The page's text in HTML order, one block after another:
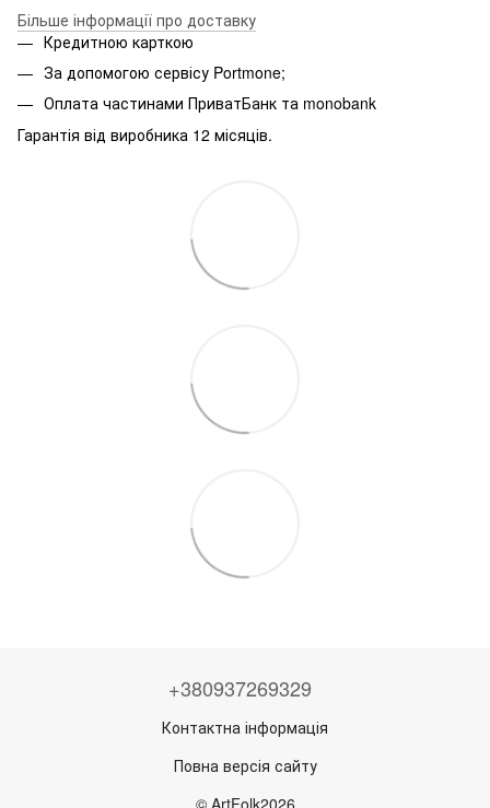
Більше інформації про доставку
Кредитною карткою
За допомогою сервісу Portmone;
Оплата частинами ПриватБанк та monobank
Гарантія від виробника 12 місяців.
+380937269329
Контактна інформація
Повна версія сайту
© ArtFolk2026